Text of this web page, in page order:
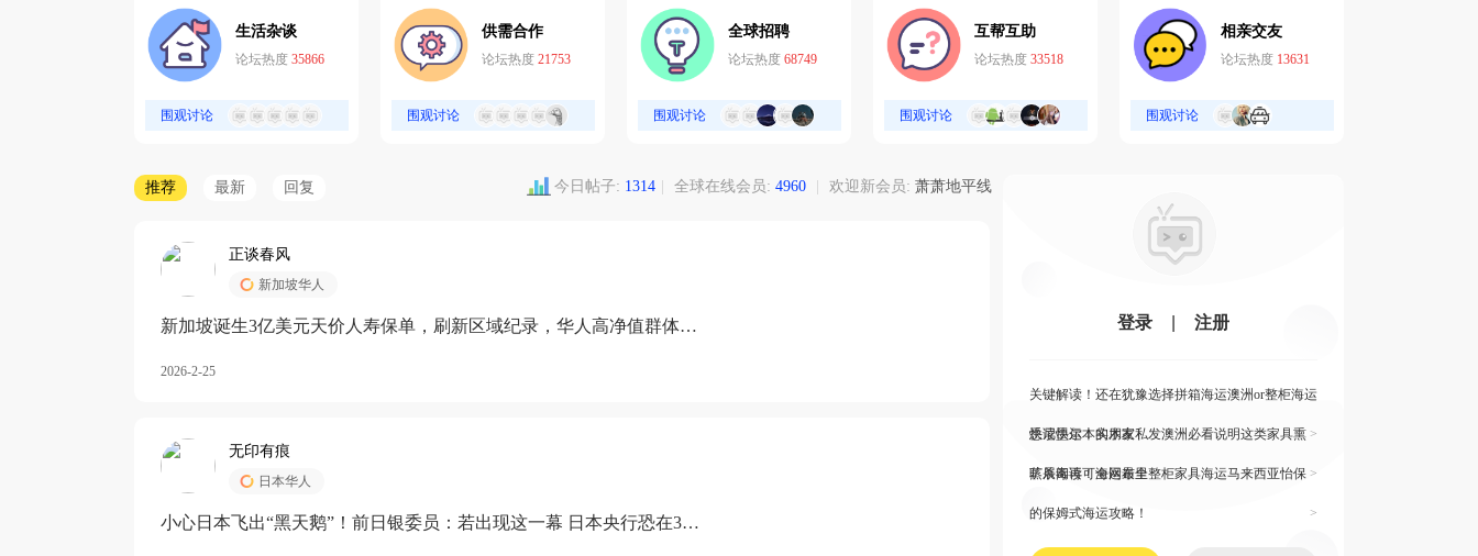
生活杂谈
论坛热度 35866
围观讨论
供需合作
论坛热度 21753
围观讨论
全球招聘
论坛热度 68749
围观讨论
互帮互助
论坛热度 33518
围观讨论
相亲交友
论坛热度 13631
围观讨论
推荐 最新 回复 今日帖子: 1314 全球在线会员: 4960 欢迎新会员: 萧萧地平线
正谈春风
新加坡华人
新加坡诞生3亿美元天价人寿保单，刷新区域纪录，华人高净值群体成
2026-2-25
无印有痕
日本华人
小心日本飞出“黑天鹅”！前日银委员：若出现这一幕 日本央行恐在3月
登录 注册
关键解读！还在犹豫选择拼箱海运澳洲or整柜海运
悉尼墨尔本的朋友 >
快读快运！实木家私发澳洲必看说明这类家具熏
蒸杀毒再可海运布里 >
旷展阅读！全网最全整柜家具海运马来西亚怡保
的保姆式海运攻略！ >